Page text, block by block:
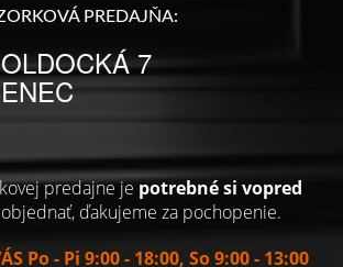
PREDAJŇA:
7
predajne jepotrebné si vopred
ďakujeme za pochopenie.
Po - Pi 9:00 - 18:00, So 9:00 - 13:00